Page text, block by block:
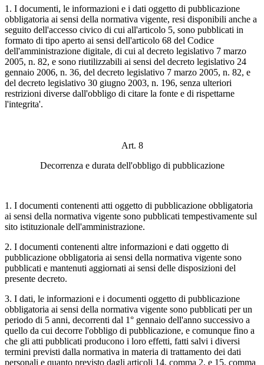
1. I documenti, le informazioni e i dati oggetto di pubblicazione
obbligatoria ai sensi della normativa vigente, resi disponibili anche a
seguito dell'accesso civico di cui all'articolo 5, sono pubblicati in
formato di tipo aperto ai sensi dell'articolo 68 del Codice
dell'amministrazione digitale, di cui al decreto legislativo 7 marzo
2005, n. 82, e sono riutilizzabili ai sensi del decreto legislativo 24
gennaio 2006, n. 36, del decreto legislativo 7 marzo 2005, n. 82, e
del decreto legislativo 30 giugno 2003, n. 196, senza ulteriori
restrizioni diverse dall'obbligo di citare la fonte e di rispettarne
l'integrita'.
Art. 8
Decorrenza e durata dell'obbligo di pubblicazione
1. I documenti contenenti atti oggetto di pubblicazione obbligatoria
ai sensi della normativa vigente sono pubblicati tempestivamente sul
sito istituzionale dell'amministrazione.
2. I documenti contenenti altre informazioni e dati oggetto di
pubblicazione obbligatoria ai sensi della normativa vigente sono
pubblicati e mantenuti aggiornati ai sensi delle disposizioni del
presente decreto.
3. I dati, le informazioni e i documenti oggetto di pubblicazione
obbligatoria ai sensi della normativa vigente sono pubblicati per un
periodo di 5 anni, decorrenti dal 1° gennaio dell'anno successivo a
quello da cui decorre l'obbligo di pubblicazione, e comunque fino a
che gli atti pubblicati producono i loro effetti, fatti salvi i diversi
termini previsti dalla normativa in materia di trattamento dei dati
personali e quanto previsto dagli articoli 14, comma 2, e 15, comma